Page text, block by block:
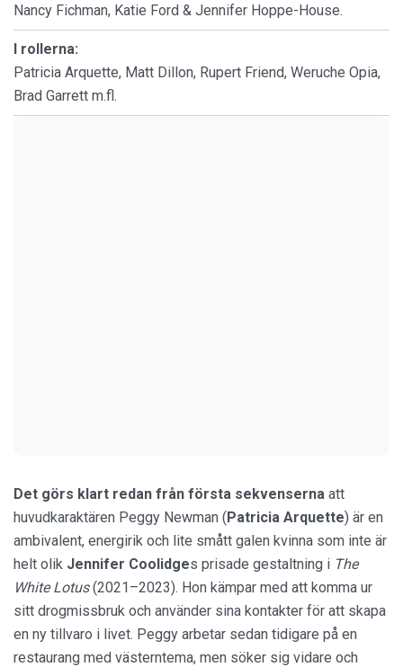
Nancy Fichman, Katie Ford & Jennifer Hoppe-House.
I rollerna:
Patricia Arquette, Matt Dillon, Rupert Friend, Weruche Opia,
Brad Garrett m.fl.
Det görs klart redan från första sekvenserna att
huvudkaraktären Peggy Newman (Patricia Arquette) är en
ambivalent, energirik och lite smått galen kvinna som inte är
helt olik Jennifer Coolidges prisade gestaltning i The
White Lotus(2021–2023). Hon kämpar med att komma ur
sitt drogmissbruk och använder sina kontakter för att skapa
en ny tillvaro i livet. Peggy arbetar sedan tidigare på en
restaurang med västerntema, men söker sig vidare och